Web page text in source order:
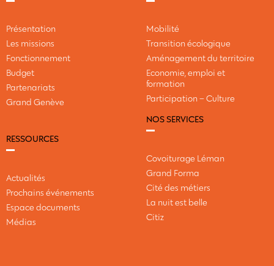
Présentation
Les missions
Fonctionnement
Budget
Partenariats
Grand Genève
Mobilité
Transition écologique
Aménagement du territoire
Economie, emploi et
formation
Participation – Culture
RESSOURCES
Actualités
Prochains événements
Espace documents
Médias
NOS SERVICES
Covoiturage Léman
Grand Forma
Cité des métiers
La nuit est belle
Citiz